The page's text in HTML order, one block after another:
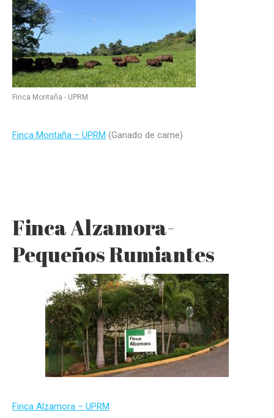
Finca Montaña - UPRM
Finca Montaña – UPRM (Ganado de carne)
Finca Alzamora-
Pequeños Rumiantes
Finca Alzamora – UPRM